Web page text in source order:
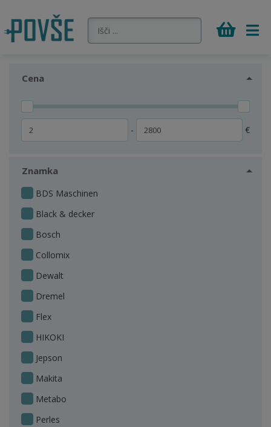
Cena
- €
Znamka
BDS Maschinen
Black & decker
Bosch
Collomix
Dewalt
Dremel
Flex
HIKOKI
Jepson
Makita
Metabo
Perles